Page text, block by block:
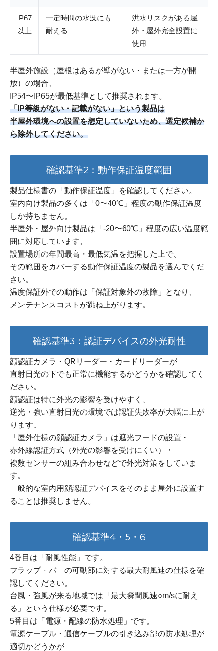
IP67
以上
一定時間の水没にも
耐える
洪水リスクがある屋
外・屋外完全設置に
使用
半屋外施設（屋根はあるが壁がない・または一方が開
放）の場合、
IP54〜IP65が最低基準として推奨されます。
「IP等級がない・記載がない」という製品は
半屋外環境への設置を想定していないため、選定候補か
ら除外してください。
確認基準2：動作保証温度範囲
製品仕様書の「動作保証温度」を確認してください。
室内向け製品の多くは「0〜40℃」程度の動作保証温度
しか持ちません。
半屋外・屋外向け製品は「-20〜60℃」程度の広い温度範
囲に対応しています。
設置場所の年間最高・最低気温を把握した上で、
その範囲をカバーする動作保証温度の製品を選んでくだ
さい。
温度保証外での動作は「保証対象外の故障」となり、
メンテナンスコストが跳ね上がります。
確認基準3：認証デバイスの外光耐性
顔認証カメラ・QRリーダー・カードリーダーが
直射日光の下でも正常に機能するかどうかを確認してく
ださい。
顔認証は特に外光の影響を受けやすく、
逆光・強い直射日光の環境では認証失敗率が大幅に上が
ります。
「屋外仕様の顔認証カメラ」は遮光フードの設置・
赤外線認証方式（外光の影響を受けにくい）・
複数センサーの組み合わせなどで外光対策をしていま
す。
一般的な室内用顔認証デバイスをそのまま屋外に設置す
ることは推奨しません。
確認基準4・5・6
4番目は「耐風性能」です。
フラップ・バーの可動部に対する最大耐風速の仕様を確
認してください。
台風・強風が来る地域では「最大瞬間風速○m/sに耐え
る」という仕様が必要です。
5番目は「電源・配線の防水処理」です。
電源ケーブル・通信ケーブルの引き込み部の防水処理が
適切かどうかが